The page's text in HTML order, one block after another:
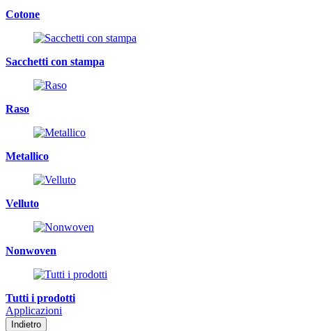
Cotone
Sacchetti con stampa
Raso
Metallico
Velluto
Nonwoven
Tutti i prodotti
Applicazioni
Indietro